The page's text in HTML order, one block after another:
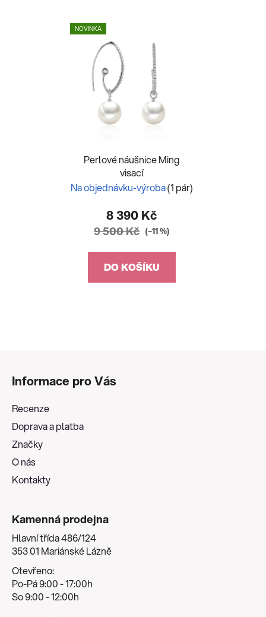
NOVINKA
Perlové náušnice Ming
visací
Na objednávku-výroba(1 pár)
8 390 Kč
9 500 Kč (–11 %)
DO KOŠÍKU
Informace pro Vás
Recenze
Doprava a platba
Značky
O nás
Kontakty
Kamenná prodejna
Hlavní třída 486/124
353 01 Mariánské Lázně
Otevřeno:
Po-Pá 9:00 - 17:00h
So 9:00 - 12:00h